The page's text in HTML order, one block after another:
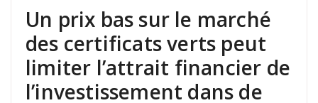
Un prix bas sur le marché
des certificats verts peut
limiter l’attrait financier de
l’investissement dans de